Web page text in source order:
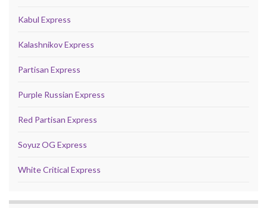
Kabul Express
Kalashnikov Express
Partisan Express
Purple Russian Express
Red Partisan Express
Soyuz OG Express
White Critical Express